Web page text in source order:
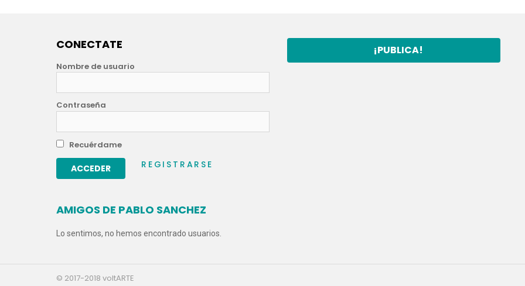
CONECTATE
Nombre de usuario
Contraseña
Recuérdame
REGISTRARSE
AMIGOS DE PABLO SANCHEZ
Lo sentimos, no hemos encontrado usuarios.
¡PUBLICA!
© 2017-2018 voltARTE